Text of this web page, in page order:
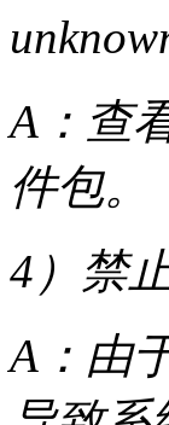
A：查
件包。
4）禁
A：由